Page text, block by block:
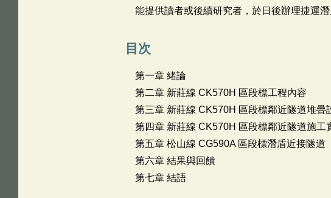
能提供讀者或後續研究者，於日後辦理捷運
目次
第一章 緒論
第二章 新莊線 CK570H 區段標工程內容
第三章 新莊線 CK570H 區段標鄰近隧道堆疊
第四章 新莊線 CK570H 區段標鄰近隧道施工
第五章 松山線 CG590A 區段標潛盾近接隧道
第六章 結果與回饋
第七章 結語